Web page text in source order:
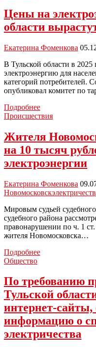
Цены на
области
Екатерина Фоменкова
В Тульской области в 2025
электроэнергию для
категорий потребителей.
опубликовал комитет по
ПодробнееЦены
на
Тульской
области
на
Происшествия
Жителя
на 10 тысяч
электроэнергии
Екатерина Фоменкова
Новомосковск
Мировым судьей
судебного района
правонарушении по ч. 1
жителя Новомосковска…
ПодробнееЖителя
на
10
тысяч
рублей
за
воровство
электроэнергии
Общество
По требованию
Тульской
интернет-
информацию о
электричества